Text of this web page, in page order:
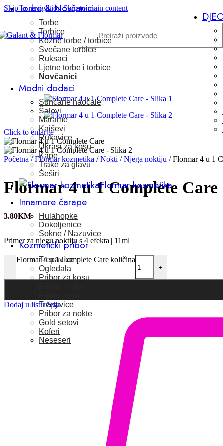
Skip to navigationSkip to main content
Torbe & Novčanici
Torbe
Torbice
Kožne torbe / torbice
Svečane torbice
Ruksaci
Ljetne torbe i torbice
Novčanici
Modni dodaci
Sunčane naočale
Šalovi
Marame
Kaiševi
Rukavice
Ukrasi za kosu
Kape
Trake za glavu
Šeširi
Flormar kozmetika
Innamore čarape
Hulahopke
Dokoljenice
Sokne / Nazuvice
Kozmetički pribor
Trepavice
Ogledala
Pribor za kosu
Trepavice
Pribor za nokte
Gold setovi
Koferi
Neseseri
Click to enlarge
Početna/ Flormar kozmetika / Nokti / Njega noktiju / Flormar 4 u 1
Flormar 4 u 1 Complete Care
3.80KM
Primer za njegu noktiju s 4 efekta | 11ml
-
Flormar 4 u 1 Complete Care količina
+
Dodaj u listu želja